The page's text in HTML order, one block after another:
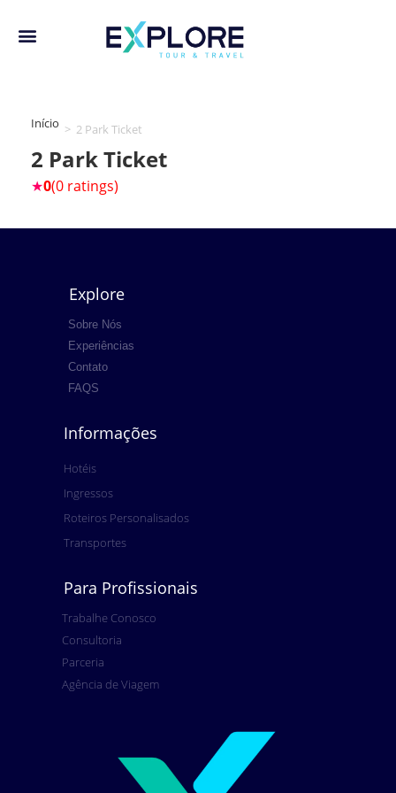
Início > 2 Park Ticket
2 Park Ticket
★0(0 ratings)
Explore
Sobre Nós
Experiências
Contato
FAQS
Informações
Hotéis
Ingressos
Roteiros Personalisados
Transportes
Para Profissionais
Trabalhe Conosco
Consultoria
Parceria
Agência de Viagem